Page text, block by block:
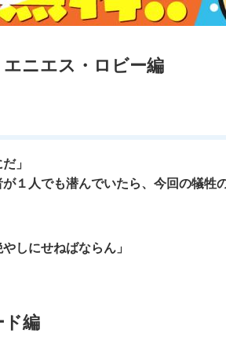
ニエス・ロビー編
」
が１人でも潜んでいたら、今回の犠牲
しにせねばならん」
ド編